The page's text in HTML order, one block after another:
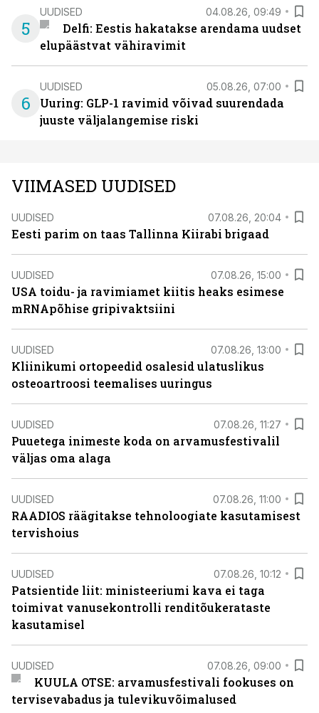
5
UUDISED 04.08.26, 09:49
Delfi: Eestis hakatakse arendama uudset
elupäästvat vähiravimit
6
UUDISED 05.08.26, 07:00
Uuring: GLP-1 ravimid võivad suurendada
juuste väljalangemise riski
VIIMASED UUDISED
UUDISED 07.08.26, 20:04
Eesti parim on taas Tallinna Kiirabi brigaad
UUDISED 07.08.26, 15:00
USA toidu- ja ravimiamet kiitis heaks esimese
mRNApõhise gripivaktsiini
UUDISED 07.08.26, 13:00
Kliinikumi ortopeedid osalesid ulatuslikus
osteoartroosi teemalises uuringus
UUDISED 07.08.26, 11:27
Puuetega inimeste koda on arvamusfestivalil
väljas oma alaga
UUDISED 07.08.26, 11:00
RAADIOS räägitakse tehnoloogiate kasutamisest
tervishoius
UUDISED 07.08.26, 10:12
Patsientide liit: ministeeriumi kava ei taga
toimivat vanusekontrolli renditõukerataste
kasutamisel
UUDISED 07.08.26, 09:00
KUULA OTSE: arvamusfestivali fookuses on
tervisevabadus ja tulevikuvõimalused